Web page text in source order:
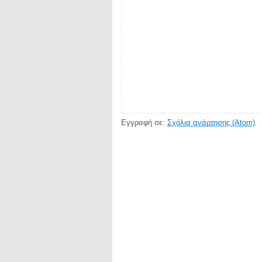
Εγγραφή σε: Σχόλια ανάρτησης (Atom)